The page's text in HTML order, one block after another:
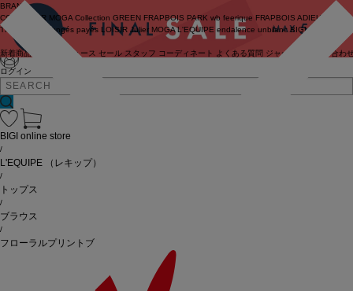
ログイン
BRAND
COUTURIER MOGA Collection GREEN FRAPBOIS PARK wb feerique FRAPBOIS ADIEU
TRISTESSE
congés payés LOISIR Julier MOGA L'EQUIPE endalence unbilanc BIGI online store
新着商品 ニュース セール スタッフ コーディネート よくある質問 ジャーナル お問い合わ
BIGI online store
/
L'EQUIPE （レキップ）
/
トップス
/
ブラウス
/
フローラルプリントブラウス